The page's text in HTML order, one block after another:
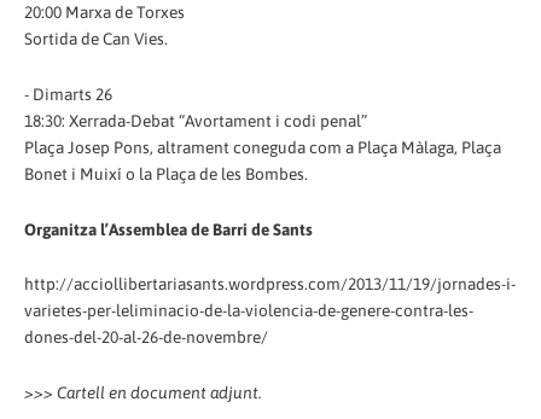
20:00 Marxa de Torxes
Sortida de Can Vies.
- Dimarts 26
18:30: Xerrada-Debat “Avortament i codi penal”
Plaça Josep Pons, altrament coneguda com a Plaça Màlaga, Plaça
Bonet i Muixí o la Plaça de les Bombes.
Organitza l’Assemblea de Barri de Sants
http://acciollibertariasants.wordpress.com/2013/11/19/jornades-i-
varietes-per-leliminacio-de-la-violencia-de-genere-contra-les-
dones-del-20-al-26-de-novembre/
>>> Cartell en document adjunt.